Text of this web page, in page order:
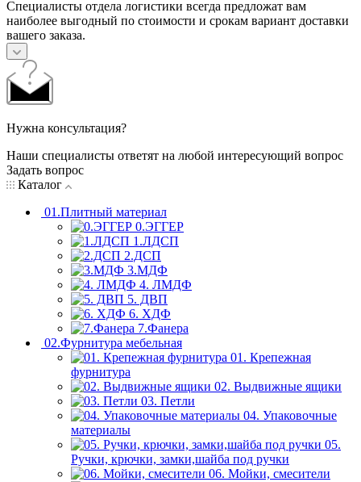
Специалисты отдела логистики всегда предложат вам
наиболее выгодный по стоимости и срокам вариант доставки
вашего заказа.
Нужна консультация?
Наши специалисты ответят на любой интересующий вопрос
Задать вопрос
Каталог
01.Плитный материал
0.ЭГГЕР
1.ЛДСП
2.ДСП
3.МДФ
4. ЛМДФ
5. ДВП
6. ХДФ
7.Фанера
02.Фурнитура мебельная
01. Крепежная
фурнитура
02. Выдвижные ящики
03. Петли
04. Упаковочные
материалы
05.
Ручки, крючки, замки,шайба под ручки
06. Мойки, смесители